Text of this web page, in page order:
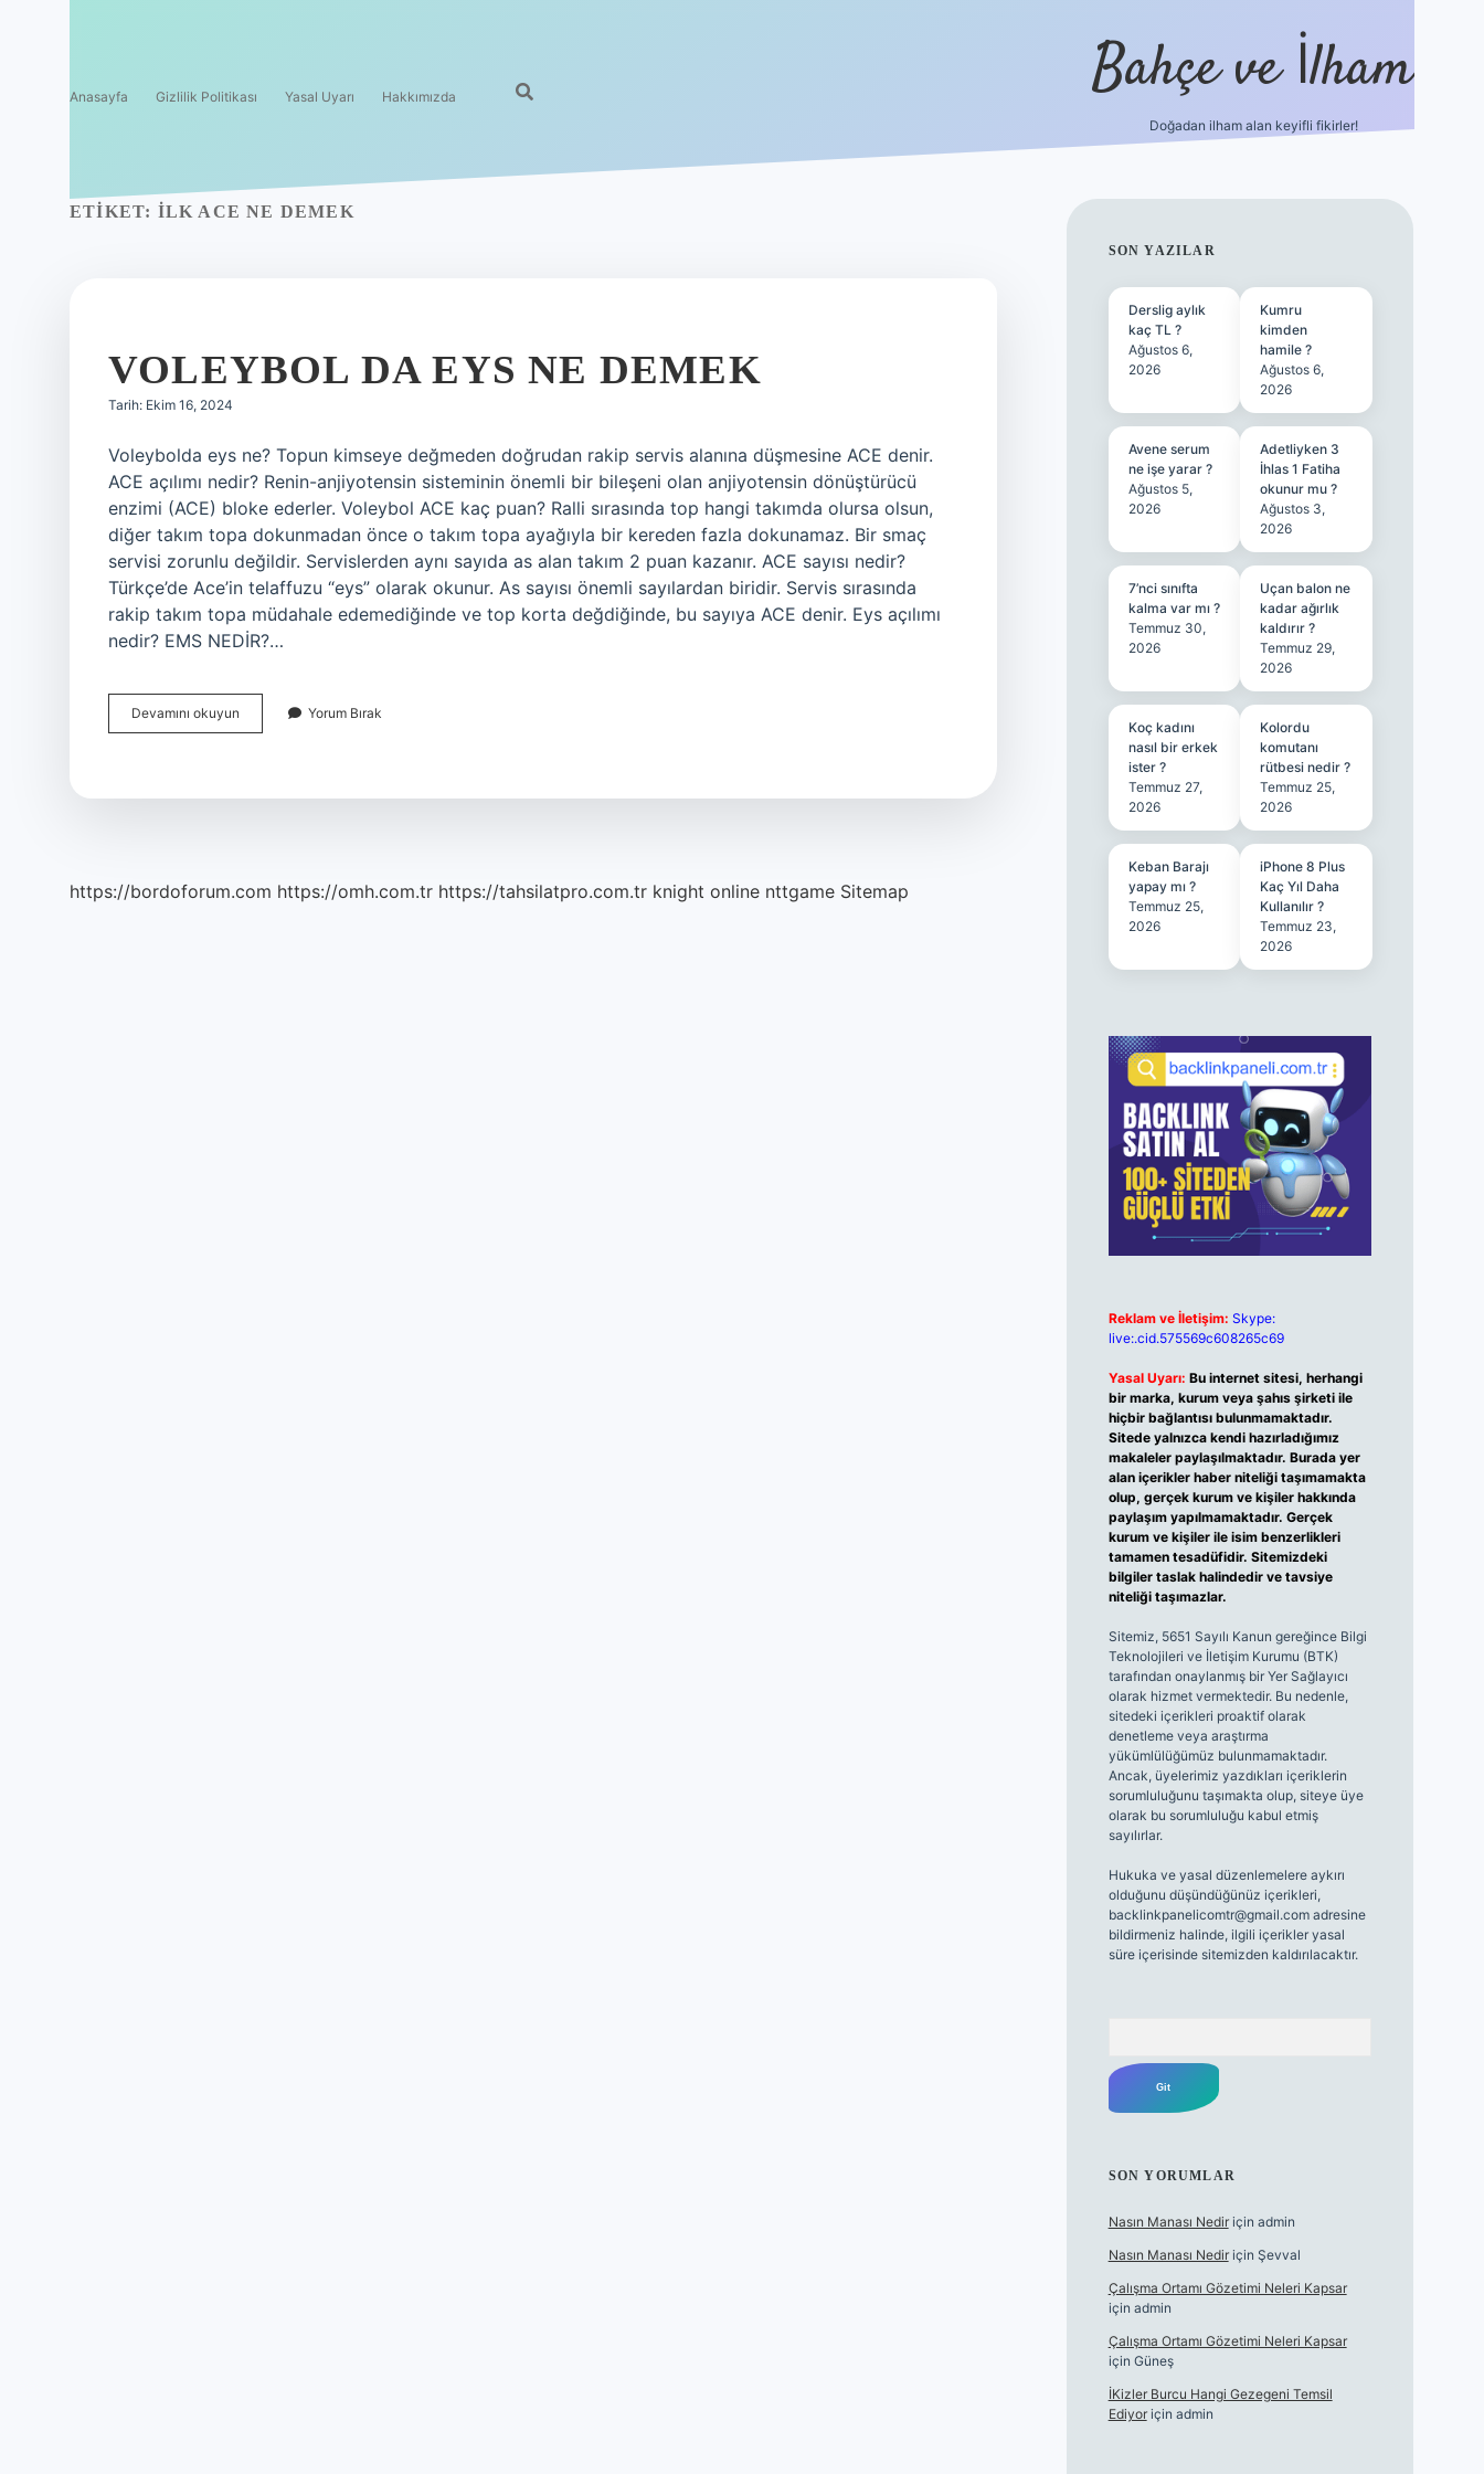
Anasayfa Gizlilik Politikası Yasal Uyarı Hakkımızda Bahçe ve İlham
Doğadan ilham alan keyifli fikirler!
ETIKET: İLK ACE NE DEMEK
VOLEYBOL DA EYS NE DEMEK
Tarih: Ekim 16, 2024
Voleybolda eys ne? Topun kimseye değmeden doğrudan rakip servis alanına düşmesine ACE denir.
ACE açılımı nedir? Renin-anjiyotensin sisteminin önemli bir bileşeni olan anjiyotensin dönüştürücü
enzimi (ACE) bloke ederler. Voleybol ACE kaç puan? Ralli sırasında top hangi takımda olursa olsun,
diğer takım topa dokunmadan önce o takım topa ayağıyla bir kereden fazla dokunamaz. Bir smaç
servisi zorunlu değildir. Servislerden aynı sayıda as alan takım 2 puan kazanır. ACE sayısı nedir?
Türkçe’de Ace’in telaffuzu “eys” olarak okunur. As sayısı önemli sayılardan biridir. Servis sırasında
rakip takım topa müdahale edemediğinde ve top korta değdiğinde, bu sayıya ACE denir. Eys açılımı
nedir? EMS NEDİR?…
Devamını okuyun Voleybol
Da
Yorum Bırak
https://bordoforum.com https://omh.com.tr https://tahsilatpro.com.tr knight online nttgame Sitemap
SIDEBAR
SON YAZILAR
Derslig aylık
kaç TL ?
Ağustos 6,
2026
Kumru
kimden
hamile ?
Ağustos 6,
2026
Avene serum
ne işe yarar ?
Ağustos 5,
2026
Adetliyken 3
İhlas 1 Fatiha
okunur mu ?
Ağustos 3,
2026
7’nci sınıfta
kalma var mı ?
Temmuz 30,
2026
Uçan balon ne
kadar ağırlık
kaldırır ?
Temmuz 29,
2026
Koç kadını
nasıl bir erkek
ister ?
Temmuz 27,
2026
Kolordu
komutanı
rütbesi nedir ?
Temmuz 25,
2026
Keban Barajı
yapay mı ?
Temmuz 25,
2026
iPhone 8 Plus
Kaç Yıl Daha
Kullanılır ?
Temmuz 23,
2026
Reklam ve İletişim: Skype:
live:.cid.575569c608265c69
Yasal Uyarı: Bu internet sitesi, herhangi
bir marka, kurum veya şahıs şirketi ile
hiçbir bağlantısı bulunmamaktadır.
Sitede yalnızca kendi hazırladığımız
makaleler paylaşılmaktadır. Burada yer
alan içerikler haber niteliği taşımamakta
olup, gerçek kurum ve kişiler hakkında
paylaşım yapılmamaktadır. Gerçek
kurum ve kişiler ile isim benzerlikleri
tamamen tesadüfidir. Sitemizdeki
bilgiler taslak halindedir ve tavsiye
niteliği taşımazlar.
Sitemiz, 5651 Sayılı Kanun gereğince Bilgi
Teknolojileri ve İletişim Kurumu (BTK)
tarafından onaylanmış bir Yer Sağlayıcı
olarak hizmet vermektedir. Bu nedenle,
sitedeki içerikleri proaktif olarak
denetleme veya araştırma
yükümlülüğümüz bulunmamaktadır.
Ancak, üyelerimiz yazdıkları içeriklerin
sorumluluğunu taşımakta olup, siteye üye
olarak bu sorumluluğu kabul etmiş
sayılırlar.
Hukuka ve yasal düzenlemelere aykırı
olduğunu düşündüğünüz içerikleri,
backlinkpanelicomtr@gmail.comadresine
bildirmeniz halinde, ilgili içerikler yasal
süre içerisinde sitemizden kaldırılacaktır.
SON YORUMLAR
Nasın Manası Nediriçin admin
Nasın Manası Nediriçin Şevval
Çalışma Ortamı Gözetimi Neleri Kapsar
için admin
Çalışma Ortamı Gözetimi Neleri Kapsar
için Güneş
İKizler Burcu Hangi Gezegeni Temsil
Ediyoriçin admin